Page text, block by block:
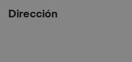
Dirección